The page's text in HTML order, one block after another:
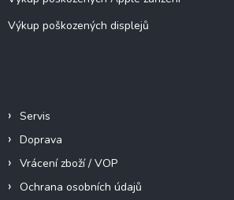
Výkup poškozených displejů
Servis
Doprava
Vrácení zboží / VOP
Ochrana osobních údajů